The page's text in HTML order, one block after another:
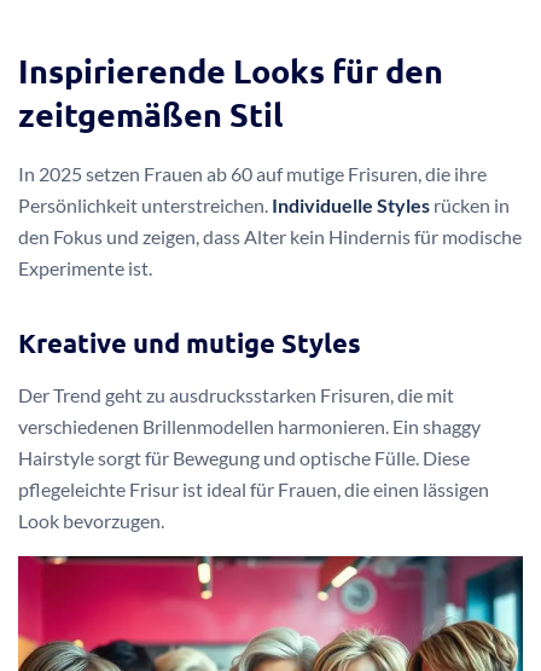
Inspirierende Looks für den
zeitgemäßen Stil
In 2025 setzen Frauen ab 60 auf mutige Frisuren, die ihre
Persönlichkeit unterstreichen. Individuelle Styles rücken in
den Fokus und zeigen, dass Alter kein Hindernis für modische
Experimente ist.
Kreative und mutige Styles
Der Trend geht zu ausdrucksstarken Frisuren, die mit
verschiedenen Brillenmodellen harmonieren. Ein shaggy
Hairstyle sorgt für Bewegung und optische Fülle. Diese
pflegeleichte Frisur ist ideal für Frauen, die einen lässigen
Look bevorzugen.